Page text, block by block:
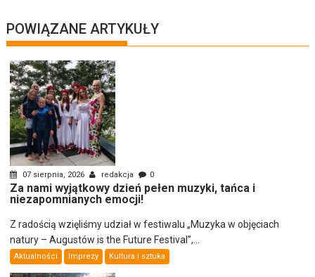
POWIĄZANE ARTYKUŁY
07 sierpnia, 2026 redakcja 0
Za nami wyjątkowy dzień pełen muzyki, tańca i
niezapomnianych emocji!
Z radością wzięliśmy udział w festiwalu „Muzyka w objęciach
natury – Augustów is the Future Festival”,...
Aktualności Imprezy Kultura i sztuka